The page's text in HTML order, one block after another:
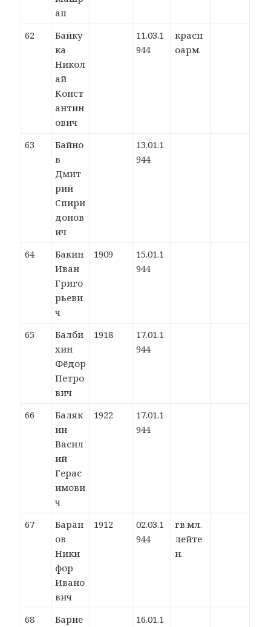
ап
62
Байку
ка
Никол
ай
Конст
антин
ович
11.03.1
944
красн
оарм.
63
Байно
в
Дмит
рий
Спири
донов
ич
13.01.1
944
64
Бакин
Иван
Григо
рьеви
ч
1909
15.01.1
944
65
Балби
хин
Фёдор
Петро
вич
1918
17.01.1
944
66
Баляк
ин
Васил
ий
Герас
имови
ч
1922
17.01.1
944
67
Баран
ов
Ники
фор
Ивано
вич
1912
02.03.1
944
гв.мл.
лейте
н.
68
Барие
16.01.1